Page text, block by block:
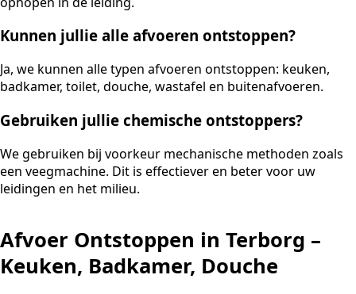
Kunnen jullie alle afvoeren ontstoppen?
Ja, we kunnen alle typen afvoeren ontstoppen: keuken,
badkamer, toilet, douche, wastafel en buitenafvoeren.
Gebruiken jullie chemische ontstoppers?
We gebruiken bij voorkeur mechanische methoden zoals
een veegmachine. Dit is effectiever en beter voor uw
leidingen en het milieu.
Afvoer Ontstoppen in Terborg –
Keuken, Badkamer, Douche